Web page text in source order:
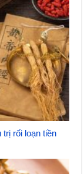
rối loạn tiền